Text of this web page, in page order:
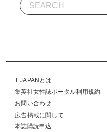
T JAPANとは
集英社女性誌ポータル利用規約
お問い合わせ
広告掲載に関して
本誌購読申込